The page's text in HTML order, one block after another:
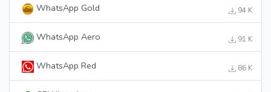
WhatsApp Gold 94 K
WhatsApp Aero 91 K
WhatsApp Red 86 K